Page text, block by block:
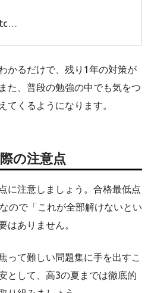
かるだけで、残り1年の対策が
た、普段の勉強の中でも気をつ
てくるようになります。
の注意点
に注意しましょう。合格最低点
ので「これが全部解けないとい
はありません。
って難しい問題集に手を出すこ
として、高3の夏までは徹底的